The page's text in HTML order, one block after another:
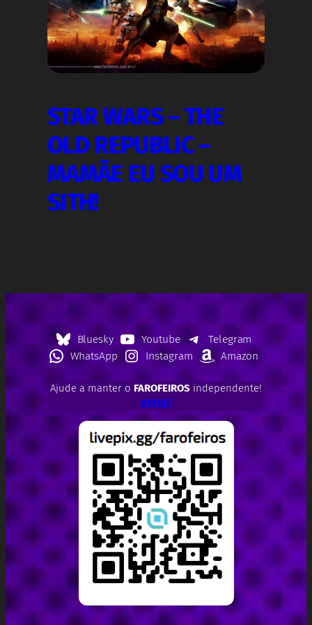
STAR WARS – THE
OLD REPUBLIC –
MAMÃE EU SOU UM
SITH!
Bluesky Youtube
Telegram
WhatsApp
Instagram Amazon
Ajude a manter o FAROFEIROSindependente!
APOIE!